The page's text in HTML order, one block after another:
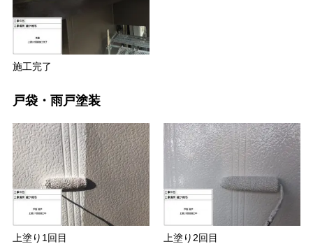
施工完了
戸袋・雨戸塗装
上塗り1回目 上塗り2回目